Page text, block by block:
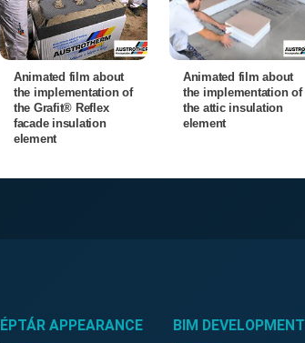
Animated film about
the implementation of
the Grafit® Reflex
facade insulation
element
Animated film about
the implementation of
the attic insulation
element
ÉPTÁR APPEARANCE BIM DEVELOPMENT